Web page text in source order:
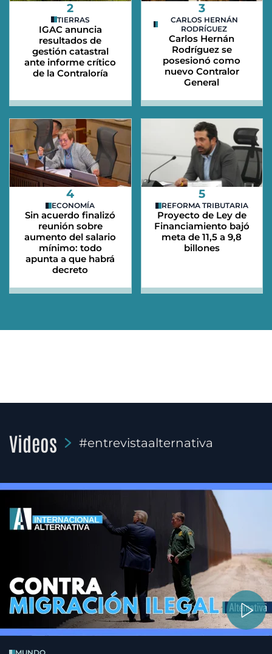
2
TIERRAS
IGAC anuncia
resultados de
gestión catastral
ante informe crítico
de la Contraloría
3
CARLOS HERNÁN
RODRÍGUEZ
Carlos Hernán
Rodríguez se
posesionó como
nuevo Contralor
General
4
ECONOMÍA
Sin acuerdo finalizó
reunión sobre
aumento del salario
mínimo: todo
apunta a que habrá
decreto
5
REFORMA TRIBUTARIA
Proyecto de Ley de
Financiamiento bajó
meta de 11,5 a 9,8
billones
Videos #entrevistaalternativa